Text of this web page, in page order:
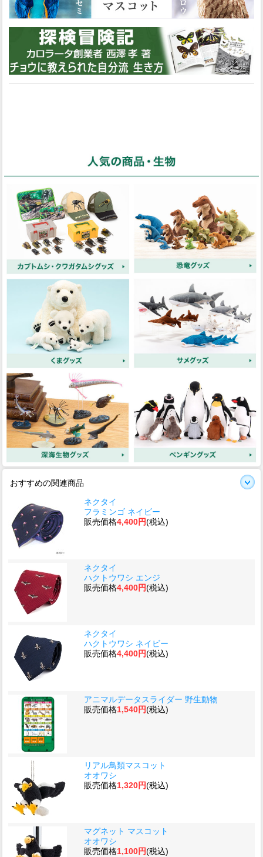
おすすめの関連商品
ネクタイ
フラミンゴ ネイビー
販売価格4,400円(税込)
ネクタイ
ハクトウワシ エンジ
販売価格4,400円(税込)
ネクタイ
ハクトウワシ ネイビー
販売価格4,400円(税込)
アニマルデータスライダー 野生動物
販売価格1,540円(税込)
リアル鳥類マスコット
オオワシ
販売価格1,320円(税込)
マグネット マスコット
オオワシ
販売価格1,100円(税込)